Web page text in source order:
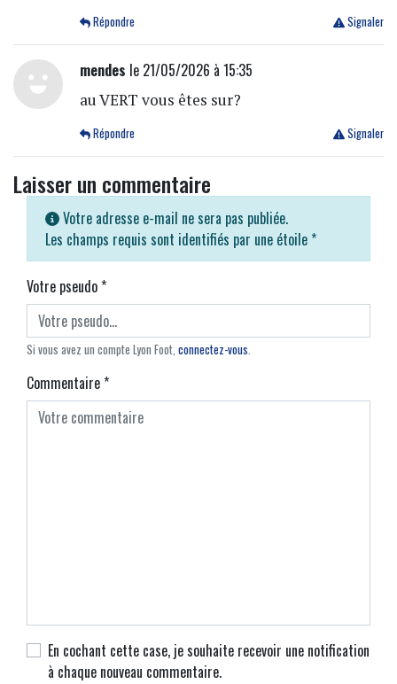
Signaler
Répondre
mendes le 21/05/2026 à 15:35
au VERT vous êtes sur?
Signaler
Répondre
Laisser un commentaire
Votre adresse e-mail ne sera pas publiée.
Les champs requis sont identifiés par une étoile *
Votre pseudo*
Si vous avez un compte Lyon Foot, connectez-vous.
Commentaire*
En cochant cette case, je souhaite recevoir une notification
à chaque nouveau commentaire.